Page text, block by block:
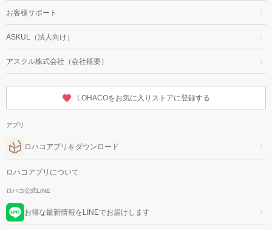
お客様サポート
ASKUL（法人向け）
アスクル株式会社（会社概要）
LOHACOをお気に入りストアに登録する
アプリ
ロハコアプリをダウンロード
ロハコアプリについて
ロハコ公式LINE
お得な最新情報をLINEでお届けします